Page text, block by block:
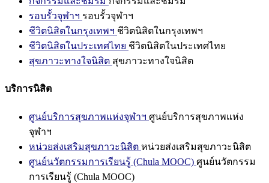
รอบรั้วจุฬาฯ รอบรั้วจุฬาฯ
ชีวิตนิสิตในกรุงเทพฯ ชีวิตนิสิตในกรุงเทพฯ
ชีวิตนิสิตในประเทศไทย ชีวิตนิสิตในประเทศไทย
สุขภาวะทางใจนิสิต สุขภาวะทางใจนิสิต
บริการนิสิต
ศูนย์บริการสุขภาพแห่งจุฬาฯ ศูนย์บริการสุขภาพแห่ง
จุฬาฯ
หน่วยส่งเสริมสุขภาวะนิสิต หน่วยส่งเสริมสุขภาวะนิสิต
ศูนย์นวัตกรรมการเรียนรู้ (Chula MOOC) ศูนย์นวัตกรรม
การเรียนรู้ (Chula MOOC)